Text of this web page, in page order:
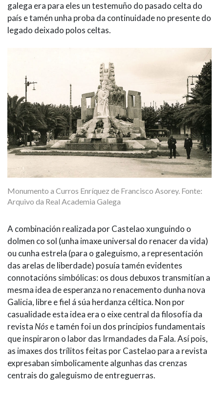
galega era para eles un testemuño do pasado celta do
país e tamén unha proba da continuidade no presente do
legado deixado polos celtas.
Monumento a Curros Enríquez de Francisco Asorey. Fonte:
Arquivo da Real Academia Galega
A combinación realizada por Castelao xunguindo o
dolmen co sol (unha imaxe universal do renacer da vida)
ou cunha estrela (para o galeguismo, a representación
das arelas de liberdade) posuía tamén evidentes
connotacións simbólicas: os dous debuxos transmitían a
mesma idea de esperanza no renacemento dunha nova
Galicia, libre e fiel á súa herdanza céltica. Non por
casualidade esta idea era o eixe central da filosofía da
revista Nóse tamén foi un dos principios fundamentais
que inspiraron o labor das Irmandades da Fala. Así pois,
as imaxes dos trílitos feitas por Castelao para a revista
expresaban simbolicamente algunhas das crenzas
centrais do galeguismo de entreguerras.